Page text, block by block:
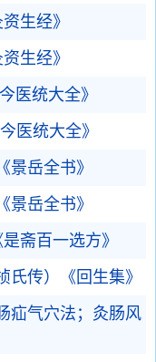
生经》
生经》
医统大全》
医统大全》
景岳全书》
景岳全书》
斋百一选方》
传）《回生集》
疝气穴法；灸肠风